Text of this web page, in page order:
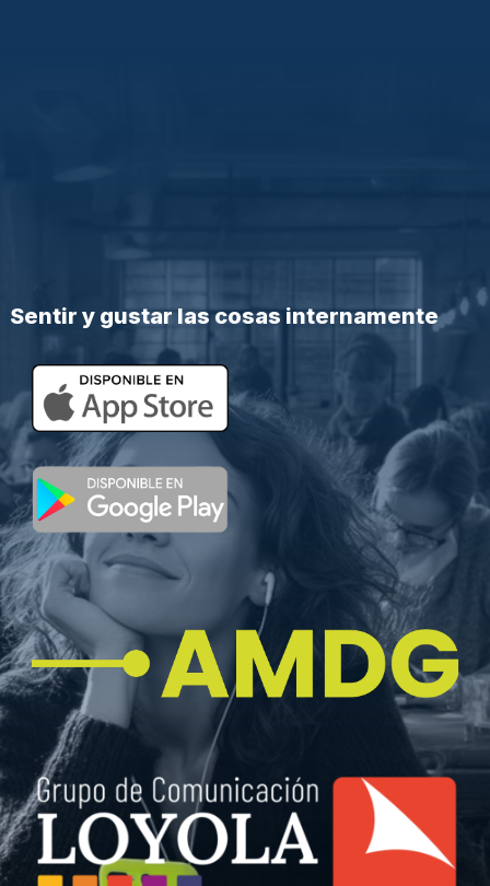
Sentir y gustar las cosas internamente